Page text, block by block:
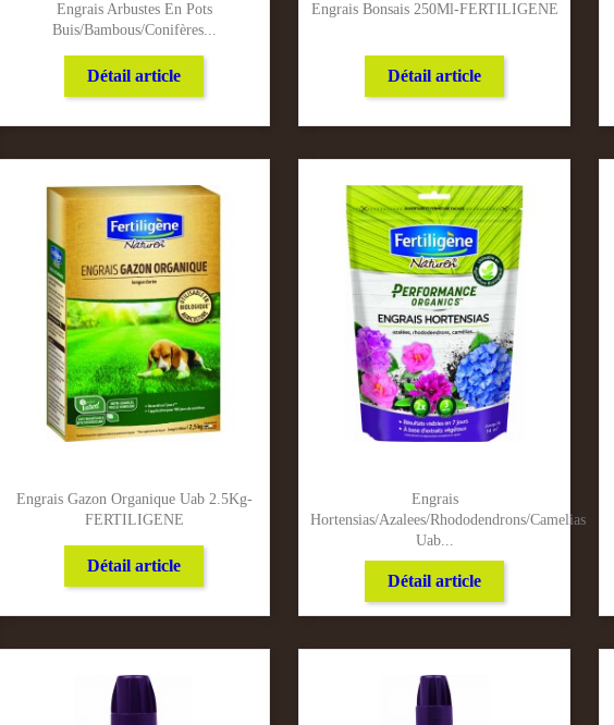
Engrais Arbustes En Pots
Buis/Bambous/Conifères...
Détail article
Engrais Bonsais 250Ml-FERTILIGENE
Détail article
Engrais Gazon Organique Uab 2.5Kg-
FERTILIGENE
Détail article
Engrais
Hortensias/Azalees/Rhododendrons/Camelias
Uab...
Détail article